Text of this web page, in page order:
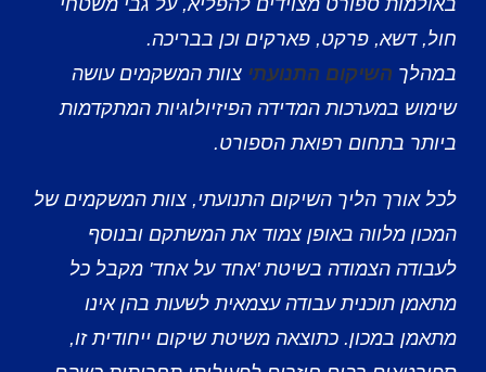
חול, דשא, פרקט, פארקים וכן בבריכה.
במהלך השיקום התנועתי צוות המשקמים עושה
שימוש במערכות המדידה הפיזיולוגיות המתקדמות
ביותר בתחום רפואת הספורט.
לכל אורך הליך השיקום התנועתי, צוות המשקמים של
המכון מלווה באופן צמוד את המשתקם ובנוסף
לעבודה הצמודה בשיטת 'אחד על אחד' מקבל כל
מתאמן תוכנית עבודה עצמאית לשעות בהן אינו
מתאמן במכון. כתוצאה משיטת שיקום ייחודית זו,